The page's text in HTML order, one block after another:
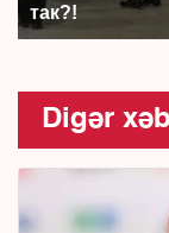
так?!
Digər